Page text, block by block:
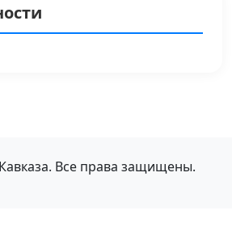
Все права защищены.